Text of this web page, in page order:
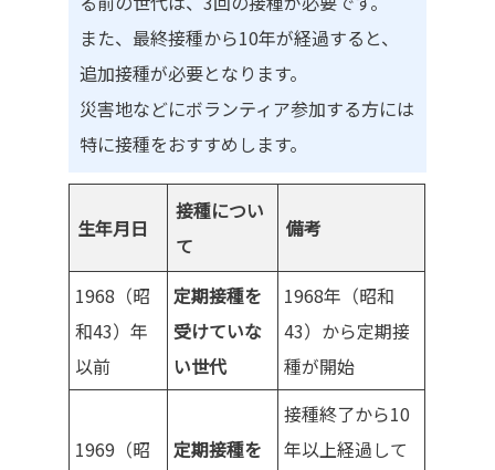
また、最終接種から10年が経過すると、
追加接種が必要となります。
災害地などにボランティア参加する方には
特に接種をおすすめします。
生年月日
接種につい
て
備考
1968（昭
和43）年
以前
定期接種を
受けていな
い世代
1968年（昭和
43）から定期接
種が開始
1969（昭
定期接種を
接種終了から10
年以上経過して